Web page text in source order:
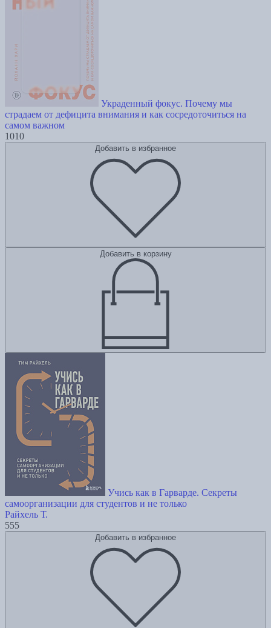
Украденный фокус. Почему мы
страдаем от дефицита внимания и как сосредоточиться на
самом важном
1010
Добавить в избранное
Добавить в корзину
Учись как в Гарварде. Секреты
самоорганизации для студентов и не только
Райхель Т.
555
Добавить в избранное